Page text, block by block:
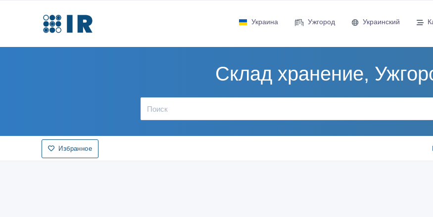
Украина Ужгород Украинский
Склад хранение,
Избранное